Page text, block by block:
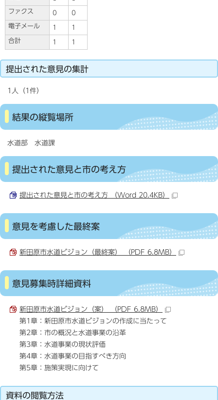
ファクス 0 0
電子メール 1 1
合計 1 1
提出された意見の集計
1人（1件）
結果の縦覧場所
水道部 水道課
提出された意見と市の考え方
提出された意見と市の考え方 （Word 20.4KB）
意見を考慮した最終案
新田原市水道ビジョン（最終案） （PDF 6.8MB）
意見募集時詳細資料
新田原市水道ビジョン（案） （PDF 6.8MB）
第1章：新田原市水道ビジョンの作成に当たって
第2章：市の概況と水道事業の沿革
第3章：水道事業の現状評価
第4章：水道事業の目指すべき方向
第5章：施策実現に向けて
資料の閲覧方法